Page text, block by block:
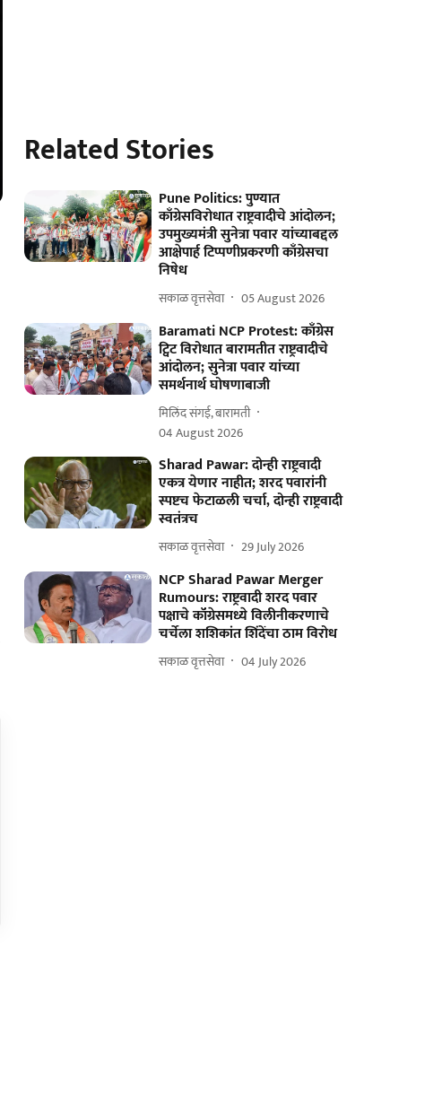
Related Stories
Pune Politics: पुण्यात
काँग्रेसविरोधात राष्ट्रवादीचे आंदोलन;
उपमुख्यमंत्री सुनेत्रा पवार यांच्याबद्दल
आक्षेपार्ह टिप्पणीप्रकरणी काँग्रेसचा
निषेध
सकाळ वृत्तसेवा 05 August 2026
Baramati NCP Protest: काँग्रेस
ट्विट विरोधात बारामतीत राष्ट्रवादीचे
आंदोलन; सुनेत्रा पवार यांच्या
समर्थनार्थ घोषणाबाजी
मिलिंद संगई, बारामती
04 August 2026
Sharad Pawar: दोन्ही राष्ट्रवादी
एकत्र येणार नाहीत; शरद पवारांनी
स्पष्टच फेटाळली चर्चा, दोन्ही राष्ट्रवादी
स्वतंत्रच
सकाळ वृत्तसेवा 29 July 2026
NCP Sharad Pawar Merger
Rumours: राष्ट्रवादी शरद पवार
पक्षाचे कॉंग्रेसमध्ये विलीनीकरणाचे
चर्चेला शशिकांत शिंदेंचा ठाम विरोध
सकाळ वृत्तसेवा 04 July 2026